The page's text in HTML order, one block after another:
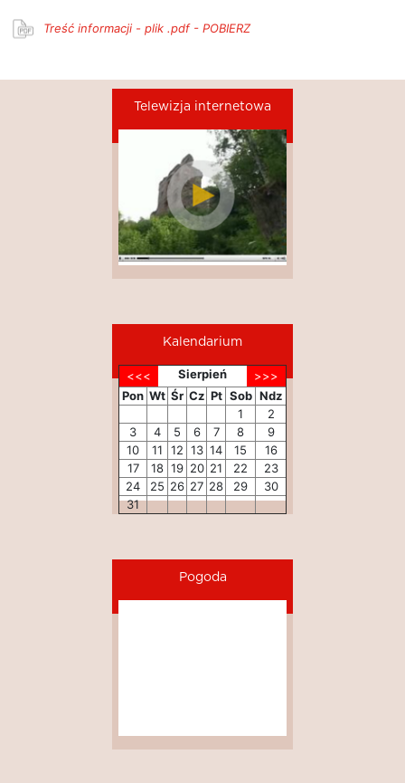
Treść informacji - plik .pdf - POBIERZ
Telewizja internetowa
Kalendarium
Sierpień
Pon Wt Śr Cz Pt Sob Ndz
1
2
3
4 5 6 7 8
9
10
11 12 13 14 15
16
17
18 19 20 21 22
23
24
25 26 27 28 29
30
31
Pogoda